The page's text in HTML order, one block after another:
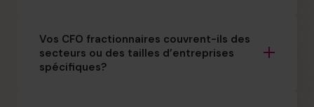
Vos CFO fractionnaires couvrent-ils des
secteurs ou des tailles d’entreprises
spécifiques?